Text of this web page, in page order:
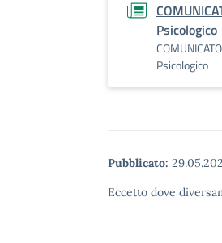
Psicologico
Psicologico
Pubblicato:
Eccetto dove